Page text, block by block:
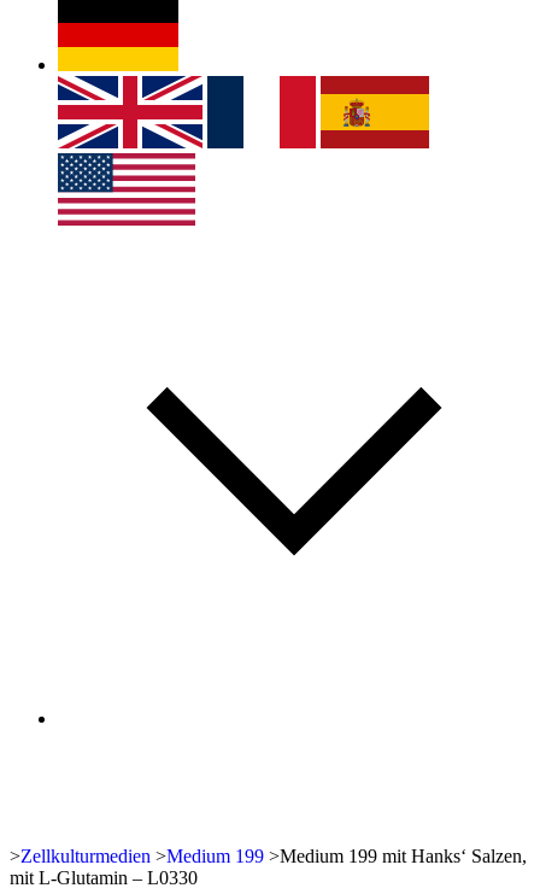
>Zellkulturmedien >Medium 199 >Medium 199 mit Hanks‘ Salzen,
mit L-Glutamin – L0330